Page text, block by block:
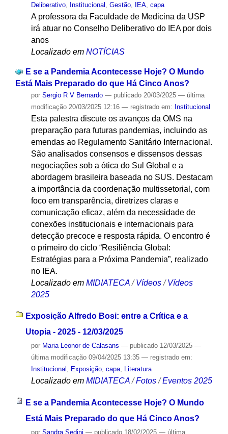
Deliberativo, Institucional Gestão, IEA, capa
A professora da Faculdade de Medicina da USP
irá atuar no Conselho Deliberativo do IEA por dois
anos
Localizado em NOTÍCIAS
E se a Pandemia Acontecesse Hoje? O Mundo
Está Mais Preparado do que Há Cinco Anos?
por Sergio R V Bernardo — publicado20/03/2025 — última
modificação20/03/2025 12:16 — registrado em: Institucional
Esta palestra discute os avanços da OMS na
preparação para futuras pandemias, incluindo as
emendas ao Regulamento Sanitário Internacional.
São analisados consensos e dissensos dessas
negociações sob a ótica do Sul Global e a
abordagem brasileira baseada no SUS. Destacam
a importância da coordenação multissetorial, com
foco em transparência, diretrizes claras e
comunicação eficaz, além da necessidade de
conexões institucionais e internacionais para
detecção precoce e resposta rápida. O encontro é
o primeiro do ciclo “Resiliência Global:
Estratégias para a Próxima Pandemia”, realizado
no IEA.
Localizado em MIDIATECA /Vídeos /Vídeos
2025
Exposição Alfredo Bosi: entre a Crítica e a
Utopia - 2025 - 12/03/2025
por Maria Leonor de Calasans — publicado12/03/2025 —
última modificação09/04/2025 13:35 — registrado em:
Institucional , Exposição, capa, Literatura
Localizado em MIDIATECA /Fotos /Eventos 2025
E se a Pandemia Acontecesse Hoje? O Mundo
Está Mais Preparado do que Há Cinco Anos?
por Sandra Sedini — publicado18/02/2025 — última